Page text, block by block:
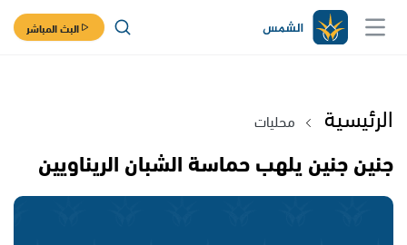
البث المباشر
الرئيسية محليات
جنين جنين يلهب حماسة الشبان الريناويين